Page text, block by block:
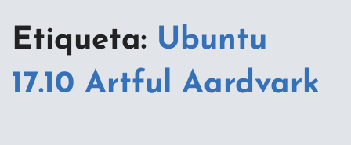
Etiqueta: Ubuntu
17.10 Artful Aardvark